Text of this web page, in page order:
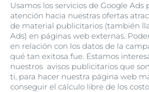
Usamos los servicios de Google Ads
atención hacia nuestras ofertas
de material publicitarios (también
Ads) en páginas web externas.
en relación con los datos de la
qué tan exitosa fue. Estamos
nuestros avisos publicitarios que
ti, para hacer nuestra página web
conseguir el cálculo libre de los